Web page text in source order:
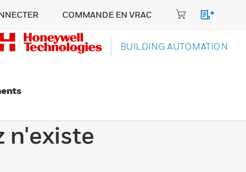
COMMANDE EN VRAC
BUILDING AUTOMATION
n'existe